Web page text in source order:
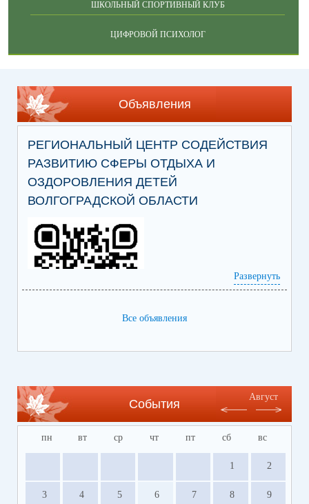
ШКОЛЬНЫЙ СПОРТИВНЫЙ КЛУБ
ЦИФРОВОЙ ПСИХОЛОГ
Объявления
РЕГИОНАЛЬНЫЙ ЦЕНТР СОДЕЙСТВИЯ
РАЗВИТИЮ СФЕРЫ ОТДЫХА И
ОЗДОРОВЛЕНИЯ ДЕТЕЙ
ВОЛГОГРАДСКОЙ ОБЛАСТИ
содействия развитию сферы отдыха и
https://centrleto.ru
Развернуть
Все объявления
События
Август
пн вт ср чт пт сб вс
1 2
3 4 5 6 7 8 9